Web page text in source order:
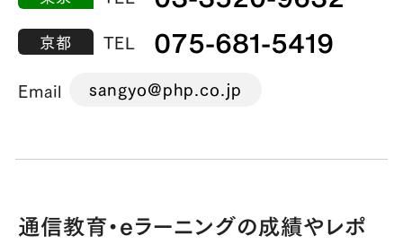
京都 TEL 075-681-5419
Email sangyo@php.co.jp
通信教育・eラーニングの成績やレポ